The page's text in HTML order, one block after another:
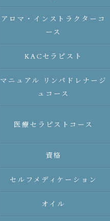
アロマ・インストラクターコ
ース
KACセラピスト
マニュアル リンパドレナージ
ュコース
医療セラピストコース
資格
セルフメディケーション
オイル